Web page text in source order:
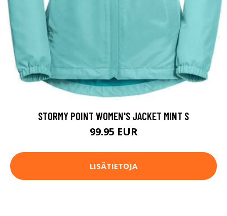
STORMY POINT WOMEN'S JACKET MINT S
99.95 EUR
LISÄTIETOJA